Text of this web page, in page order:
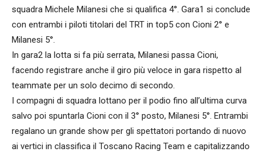
squadra Michele Milanesi che si qualifica 4°. Gara1 si conclude
con entrambi i piloti titolari del TRT in top5 con Cioni 2° e
Milanesi 5°.
In gara2 la lotta si fa più serrata, Milanesi passa Cioni,
facendo registrare anche il giro più veloce in gara rispetto al
teammate per un solo decimo di secondo.
I compagni di squadra lottano per il podio fino all’ultima curva
salvo poi spuntarla Cioni con il 3° posto, Milanesi 5°. Entrambi
regalano un grande show per gli spettatori portando di nuovo
ai vertici in classifica il Toscano Racing Team e capitalizzando